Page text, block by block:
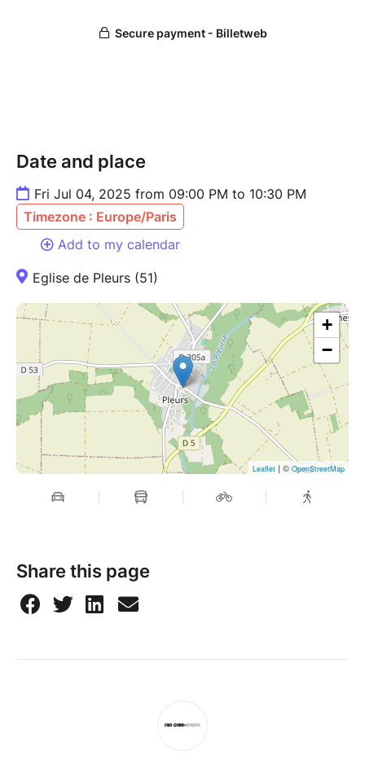
Date and place
Fri Jul 04, 2025 from 09:00 PM to 10:30 PM
Timezone : Europe/Paris
Add to my calendar
Eglise de Pleurs (51)
+
−
Leaflet | © OpenStreetMap
Share this page